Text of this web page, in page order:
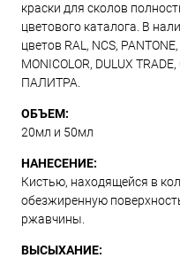
краски для сколов
цветового каталога. В
цветов RAL, NCS,
MONICOLOR, DULUX
ПАЛИТРА.
ОБЪЕМ:
20мл и 50мл
НАНЕСЕНИЕ:
Кистью, находящейся в
обезжиренную
ржавчины.
ВЫСЫХАНИЕ: